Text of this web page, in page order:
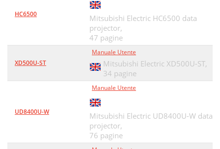
HC6500
Mitsubishi Electric HC6500 data
projector,
47 pagine
XD500U-ST
Manuale Utente
Mitsubishi Electric XD500U-ST,
34 pagine
UD8400U-W
Manuale Utente
Mitsubishi Electric UD8400U-W data
projector,
76 pagine